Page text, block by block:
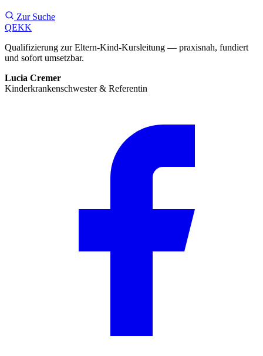
Zur Suche
QEKK
Qualifizierung zur Eltern-Kind-Kursleitung — praxisnah, fundiert
und sofort umsetzbar.
Lucia Cremer
Kinderkrankenschwester & Referentin